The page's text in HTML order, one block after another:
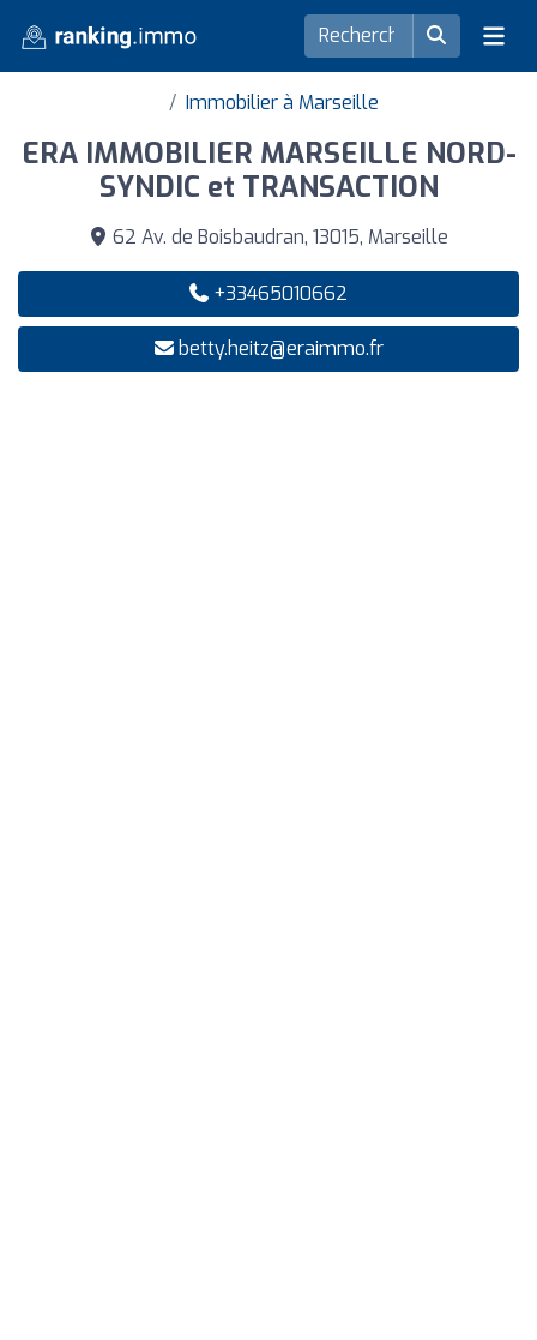
Immobilier à Marseille
ERA IMMOBILIER MARSEILLE NORD-
SYNDIC et TRANSACTION
62 Av. de Boisbaudran, 13015, Marseille
+33465010662
betty.heitz@eraimmo.fr